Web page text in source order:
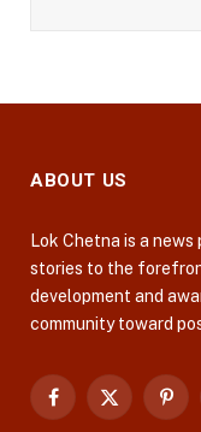
ABOUT US
Lok Chetna is a
stories to the
development and
community toward
Facebook
X